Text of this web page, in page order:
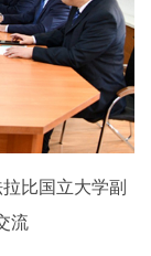
比国立大学副
流